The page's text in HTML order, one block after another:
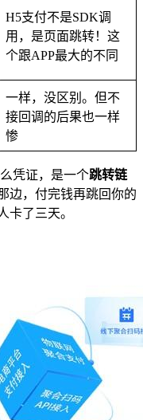
H5支付不是SDK调
用，是页面跳转！这
个跟APP最大的不同
一样，没区别。但不
接回调的后果也一样
惨
凭证，是一个跳转链
边，付完钱再跳回你的
卡了三天。